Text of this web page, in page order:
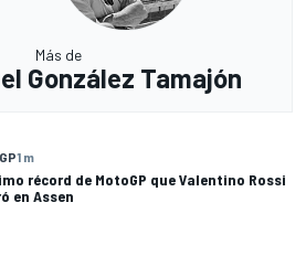
Más de
González Tamajón
1 m
récord de MotoGP que Valentino Rossi
en Assen